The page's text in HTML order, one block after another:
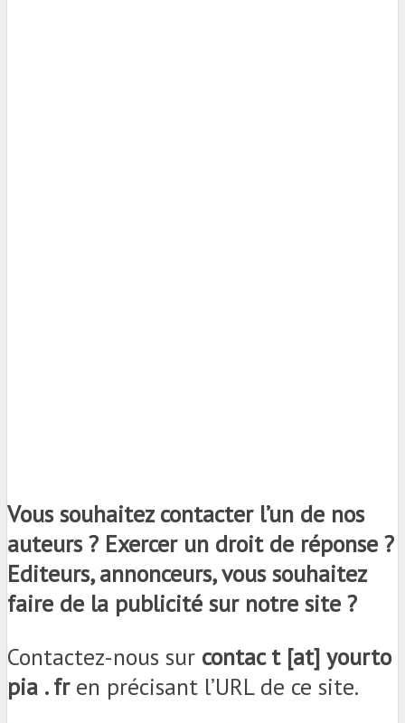
Vous souhaitez contacter l’un de nos
auteurs ? Exercer un droit de réponse ?
Editeurs, annonceurs, vous souhaitez
faire de la publicité sur notre site ?
Contactez-nous sur contac t [at] yourto
pia . fren précisant l’URL de ce site.